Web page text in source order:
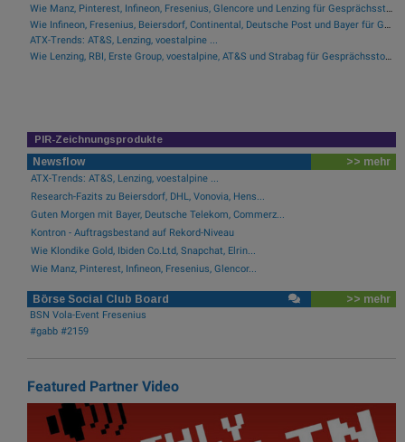
Wie Manz, Pinterest, Infineon, Fresenius, Glencore und Lenzing für Gesprächsstoff sorgten
Wie Infineon, Fresenius, Beiersdorf, Continental, Deutsche Post und Bayer für Gesprächsstoff im DAX sorgten
ATX-Trends: AT&S, Lenzing, voestalpine ...
Wie Lenzing, RBI, Erste Group, voestalpine, AT&S und Strabag für Gesprächsstoff im ATX sorgten
PIR-Zeichnungsprodukte
Newsflow >> mehr
ATX-Trends: AT&S, Lenzing, voestalpine ...
Research-Fazits zu Beiersdorf, DHL, Vonovia, Hens...
Guten Morgen mit Bayer, Deutsche Telekom, Commerz...
Kontron - Auftragsbestand auf Rekord-Niveau
Wie Klondike Gold, Ibiden Co.Ltd, Snapchat, Elrin...
Wie Manz, Pinterest, Infineon, Fresenius, Glencor...
Börse Social Club Board >> mehr
BSN Vola-Event Fresenius
#gabb #2159
Featured Partner Video